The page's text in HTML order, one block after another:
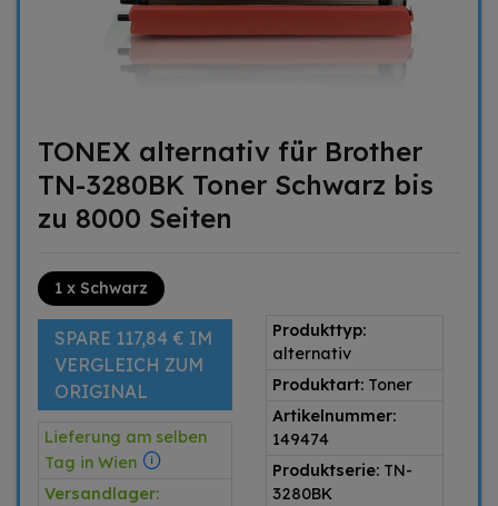
TONEX alternativ für Brother
TN-3280BK Toner Schwarz bis
zu 8000 Seiten
1 x Schwarz
SPARE 117,84 € IM
VERGLEICH ZUM
ORIGINAL
Lieferung am selben
Tag in Wien
Versandlager:
Produkttyp:
alternativ
Produktart: Toner
Artikelnummer:
149474
Produktserie: TN-
3280BK